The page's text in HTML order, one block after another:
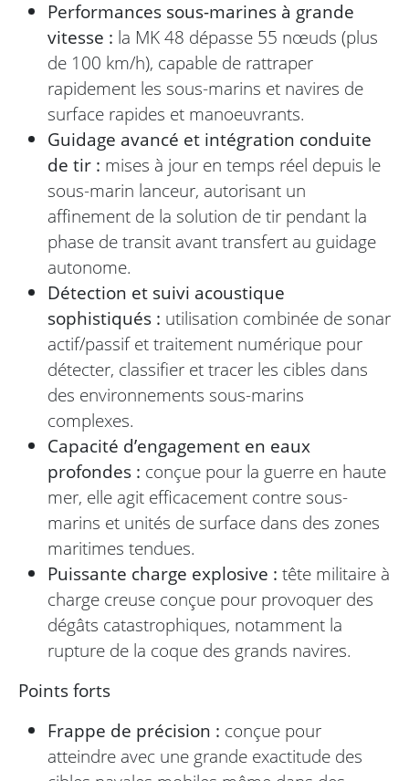
Performances sous-marines à grande
vitesse : la MK 48 dépasse 55 nœuds (plus
de 100 km/h), capable de rattraper
rapidement les sous-marins et navires de
surface rapides et manoeuvrants.
Guidage avancé et intégration conduite
de tir : mises à jour en temps réel depuis le
sous-marin lanceur, autorisant un
affinement de la solution de tir pendant la
phase de transit avant transfert au guidage
autonome.
Détection et suivi acoustique
sophistiqués : utilisation combinée de sonar
actif/passif et traitement numérique pour
détecter, classifier et tracer les cibles dans
des environnements sous-marins
complexes.
Capacité d’engagement en eaux
profondes : conçue pour la guerre en haute
mer, elle agit efficacement contre sous-
marins et unités de surface dans des zones
maritimes tendues.
Puissante charge explosive : tête militaire à
charge creuse conçue pour provoquer des
dégâts catastrophiques, notamment la
rupture de la coque des grands navires.
Points forts
Frappe de précision : conçue pour
atteindre avec une grande exactitude des